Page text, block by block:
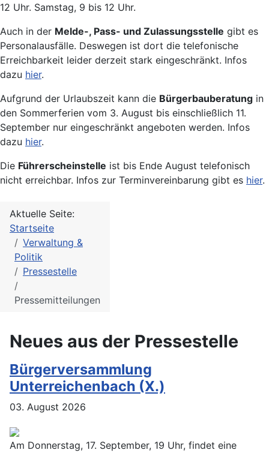
12 Uhr. Samstag, 9 bis 12 Uhr.
Auch in der Melde-, Pass- und Zulassungsstelle gibt es
Personalausfälle. Deswegen ist dort die telefonische
Erreichbarkeit leider derzeit stark eingeschränkt. Infos
dazu hier.
Aufgrund der Urlaubszeit kann die Bürgerbauberatung in
den Sommerferien vom 3. August bis einschließlich 11.
September nur eingeschränkt angeboten werden. Infos
dazu hier.
Die Führerscheinstelle ist bis Ende August telefonisch
nicht erreichbar. Infos zur Terminvereinbarung gibt es hier.
Aktuelle Seite:
Startseite
Verwaltung &
Politik
Pressestelle
Pressemitteilungen
Neues aus der Pressestelle
Bürgerversammlung
Unterreichenbach (X.)
03. August 2026
Am Donnerstag, 17. September, 19 Uhr, findet eine